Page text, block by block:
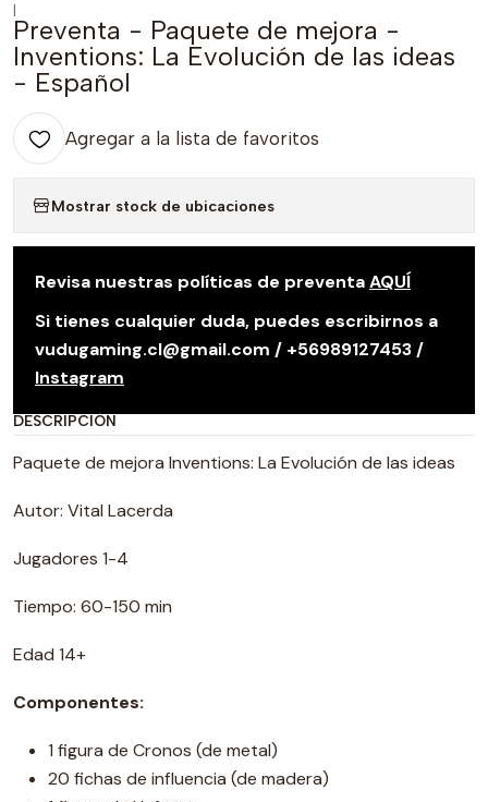
|
Preventa - Paquete de mejora -
Inventions: La Evolución de las ideas
- Español
Agregar a la lista de favoritos
Mostrar stock de ubicaciones
Revisa nuestras políticas de preventaAQUÍ
Si tienes cualquier duda, puedes escribirnos a
vudugaming.cl@gmail.com / +56989127453 /
Instagram
DESCRIPCIÓN
Paquete de mejora Inventions: La Evolución de las ideas
Autor: Vital Lacerda
Jugadores 1-4
Tiempo: 60-150 min
Edad 14+
Componentes:
1 figura de Cronos (de metal)
20 fichas de influencia (de madera)